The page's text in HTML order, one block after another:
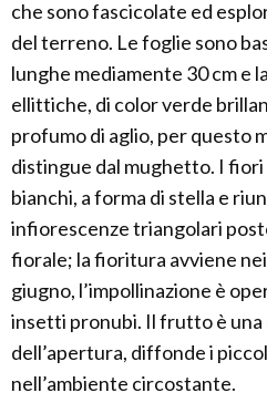
che sono fascicolate ed
del terreno. Le foglie sono
lunghe mediamente 30 cm e
ellittiche, di color verde
profumo di aglio, per questo
distingue dal mughetto. I
bianchi, a forma di stella e
infiorescenze triangolari
fiorale; la fioritura avviene nei
giugno, l’impollinazione è
insetti pronubi. Il frutto è una
dell’apertura, diffonde i
nell’ambiente circostante.